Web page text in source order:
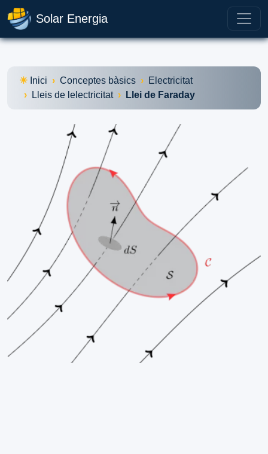
Solar Energia
Inici Conceptes bàsics
Electricitat
Lleis de lelectricitat
Llei de Faraday